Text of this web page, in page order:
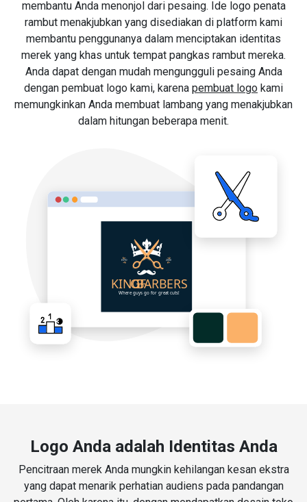
membantu Anda menonjol dari pesaing. Ide logo penata
rambut menakjubkan yang disediakan di platform kami
membantu penggunanya dalam menciptakan identitas
merek yang khas untuk tempat pangkas rambut mereka.
Anda dapat dengan mudah mengungguli pesaing Anda
dengan pembuat logo kami, karena pembuat logo kami
memungkinkan Anda membuat lambang yang menakjubkan
dalam hitungan beberapa menit.
Logo Anda adalah Identitas Anda
Pencitraan merek Anda mungkin kehilangan kesan ekstra
yang dapat menarik perhatian audiens pada pandangan